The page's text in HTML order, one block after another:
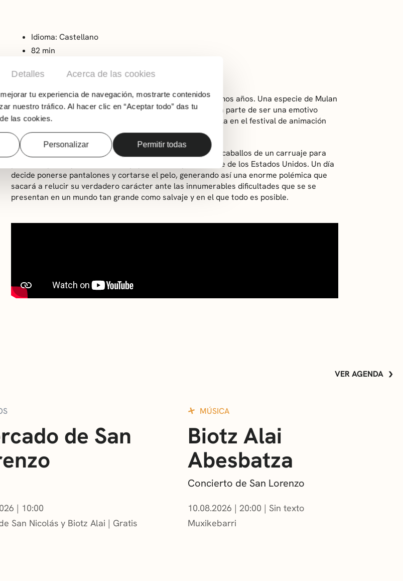
Detalles Acerca de las cookies
tu experiencia de navegación, mostrarte contenidos
nuestro tráfico. Al hacer clic en “Aceptar todo” das tu
las cookies.
Personalizar Permitir todas
Idioma: Castellano
82 min
Dirección: Rémi Chayé
Sinopsis: Una de las maravillas de la animación de los últimos años. Una especie de Mulan
en el «far west» que puede disfrutar toda la familia, pues a parte de ser una emotivo
relato feminista es un auténtico festín visual. Mejor película en el festival de animación
más importante del mundo, el Festival de Annecy.
En 1863, Martha Jane debe aprender cómo manejar a los caballos de un carruaje para
poder así participar en un convoy que transita por el oeste de los Estados Unidos. Un día
decide ponerse pantalones y cortarse el pelo, generando así una enorme polémica que
sacará a relucir su verdadero carácter ante las innumerables dificultades que se se
presentan en un mundo tan grande como salvaje y en el que todo es posible.
VER AGENDA
de San
| 10:00
San Nicolás y Biotz Alai
Gratis
MÚSICA
Biotz Alai
Abesbatza
Concierto de San Lorenzo
10.08.2026 | 20:00
Sin texto
Muxikebarri